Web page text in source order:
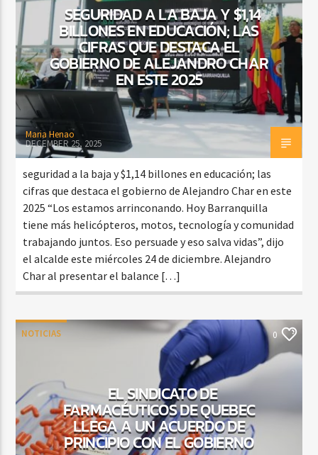
SEGURIDAD A LA BAJA Y $1,14
BILLONES EN EDUCACIÓN; LAS
CIFRAS QUE DESTACA EL
GOBIERNO DE ALEJANDRO CHAR
EN ESTE 2025
Maria Henao
DECEMBER 25, 2025
seguridad a la baja y $1,14 billones en educación; las
cifras que destaca el gobierno de Alejandro Char en este
2025 “Los estamos arrinconando. Hoy Barranquilla
tiene más helicópteros, motos, tecnología y comunidad
trabajando juntos. Eso persuade y eso salva vidas”, dijo
el alcalde este miércoles 24 de diciembre. Alejandro
Char al presentar el balance […]
NOTICIAS 0
EL SINDICATO DE
FARMACÉUTICOS DE QUEBEC
LLEGA A UN ACUERDO DE
PRINCIPIO CON EL GOBIERNO